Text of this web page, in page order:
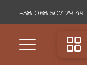
+38 068 507 29 49